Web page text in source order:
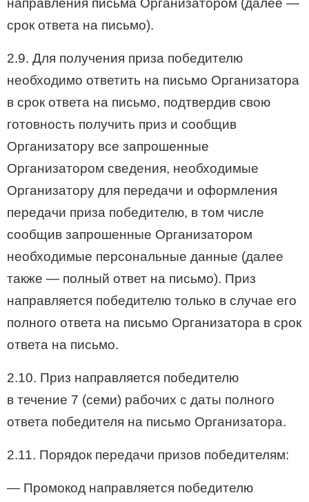
направления письма Организатором (далее —
срок ответа на письмо).
2.9. Для получения приза победителю
необходимо ответить на письмо Организатора
в срок ответа на письмо, подтвердив свою
готовность получить приз и сообщив
Организатору все запрошенные
Организатором сведения, необходимые
Организатору для передачи и оформления
передачи приза победителю, в том числе
сообщив запрошенные Организатором
необходимые персональные данные (далее
также — полный ответ на письмо). Приз
направляется победителю только в случае его
полного ответа на письмо Организатора в срок
ответа на письмо.
2.10. Приз направляется победителю
в течение 7 (семи) рабочих с даты полного
ответа победителя на письмо Организатора.
2.11. Порядок передачи призов победителям:
— Промокод направляется победителю